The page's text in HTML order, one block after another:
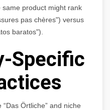
product might rank
pas chères") versus
baratos").
Specific
Örtliche” and niche